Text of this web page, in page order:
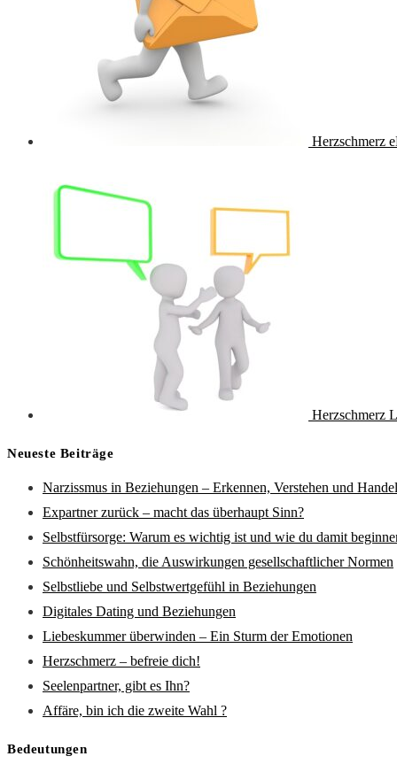
Herzschmerz
Herzschmerz
Neueste Beiträge
Narzissmus in Beziehungen – Erkennen, Verstehen und
Expartner zurück – macht das überhaupt Sinn?
Selbstfürsorge: Warum es wichtig ist und wie du damit
Schönheitswahn, die Auswirkungen gesellschaftlicher Normen
Selbstliebe und Selbstwertgefühl in Beziehungen
Digitales Dating und Beziehungen
Liebeskummer überwinden – Ein Sturm der Emotionen
Herzschmerz – befreie dich!
Seelenpartner, gibt es Ihn?
Affäre, bin ich die zweite Wahl ?
Bedeutungen